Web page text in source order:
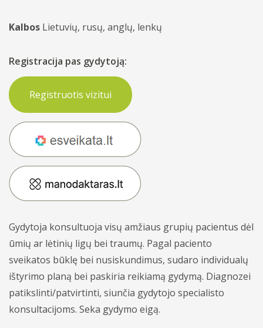
Vidaus tvarkos taisyklės
Asmens duomenų apsaugos politika
Kita informacija
Akušeriai
Bendrosios praktikos gydytojai odontologai
Bendrosios praktikos slaugytojai
Psichikos sveikatos centras - gydytojai
Vaikų ir nėščiųjų - gydytojai
Gydytojų konsultacijos
Laboratoriniai tyrimai
Profilaktiniai sveikatos patikrinimai
Prevencinės programos
Konsultacijos
Tyrimai
Dovanų kuponai
Akcijos
Kalbos Lietuvių, rusų, anglų, lenkų
Registracija pas gydytoją:
Registruotis vizitui
Gydytoja konsultuoja visų amžiaus grupių pacientus dėl
ūmių ar lėtinių ligų bei traumų. Pagal paciento
sveikatos būklę bei nusiskundimus, sudaro individualų
ištyrimo planą bei paskiria reikiamą gydymą. Diagnozei
patikslinti/patvirtinti, siunčia gydytojo specialisto
konsultacijoms. Seka gydymo eigą.